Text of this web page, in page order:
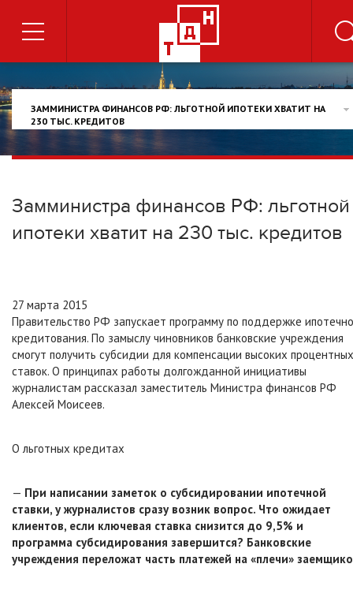
ЗАММИНИСТРА ФИНАНСОВ РФ: ЛЬГОТНОЙ ИПОТЕКИ ХВАТИТ НА
230 ТЫС. КРЕДИТОВ
Замминистра финансов РФ: льготной
ипотеки хватит на 230 тыс. кредитов
27 марта 2015
Правительство РФ запускает программу по поддержке
кредитования. По замыслу чиновников банковские учреждения
смогут получить субсидии для компенсации высоких процентных
ставок. О принципах работы долгожданной инициативы
журналистам рассказал заместитель Министра финансов РФ
Алексей Моисеев.
О льготных кредитах
— При написании заметок о субсидировании ипотечной
ставки, у журналистов сразу возник вопрос. Что ожидает
клиентов, если ключевая ставка снизится до 9,5% и
программа субсидирования завершится? Банковские
учреждения переложат часть платежей на «плечи»